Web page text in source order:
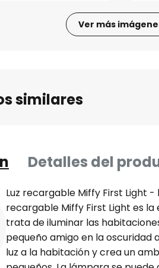
Ver más
similares
Detalles del
Luz recargable Miffy First Light
recargable Miffy First Light es
trata de iluminar las
pequeño amigo en la oscuridad
luz a la habitación y crea un